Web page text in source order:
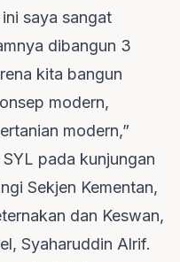
saya sangat
dibangun 3
kita bangun
modern,
modern,”
pada kunjungan
Sekjen Kementan,
dan Keswan,
Syaharuddin Alrif.